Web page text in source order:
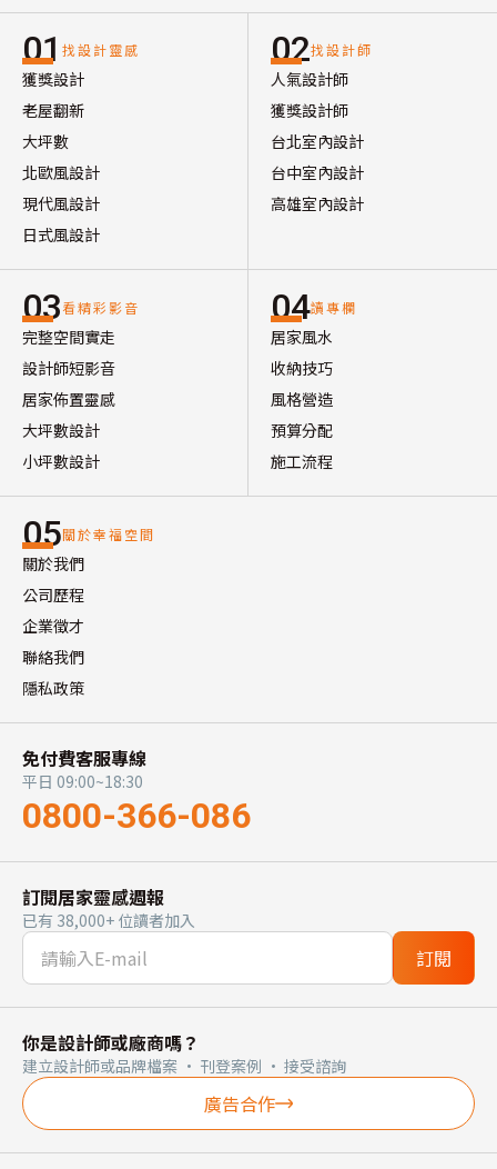
01 找設計靈感
獲獎設計
老屋翻新
大坪數
北歐風設計
現代風設計
日式風設計
02找設計師
人氣設計師
獲獎設計師
台北室內設計
台中室內設計
高雄室內設計
03看精彩影音
完整空間實走
設計師短影音
居家佈置靈感
大坪數設計
小坪數設計
04讀專欄
居家風水
收納技巧
風格營造
預算分配
施工流程
05關於幸福空間
關於我們
公司歷程
企業徵才
聯絡我們
隱私政策
免付費客服專線
平日 09:00~18:30
0800-366-086
訂閱居家靈感週報
已有 38,000+ 位讀者加入
訂閱
你是設計師或廠商嗎？
建立設計師或品牌檔案 · 刊登案例 · 接受諮詢
廣告合作